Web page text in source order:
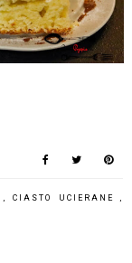
,CIASTO UCIERANE,